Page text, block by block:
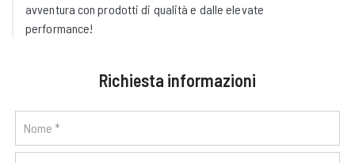
avventura con prodotti di qualità e dalle elevate
performance!
Richiesta informazioni